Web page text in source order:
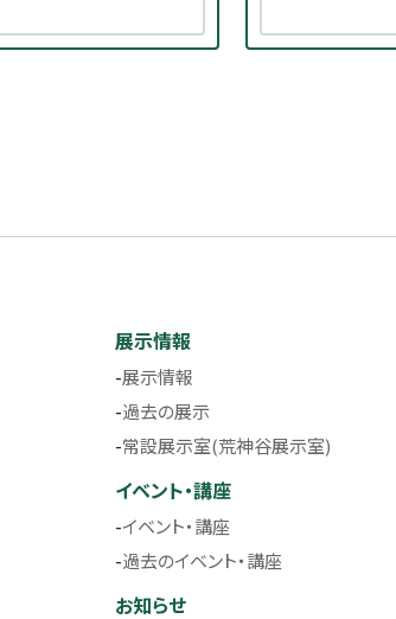
展示情報
展示情報
過去の展示
常設展示室(荒神谷展示室)
イベント・講座
イベント・講座
過去のイベント・講座
お知らせ